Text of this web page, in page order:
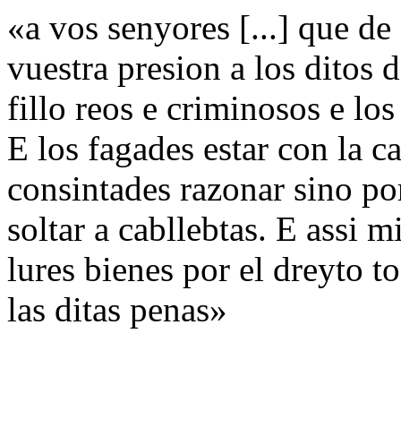
«a vos senyores [...] que
vuestra presion a los ditos
fillo reos e criminosos e
E los fagades estar con la
consintades razonar sino
soltar a cabllebtas. E assi
lures bienes por el dreyto
las ditas penas»